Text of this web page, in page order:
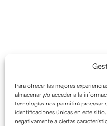
Para ofrecer las mejores
almacenar y/o acceder a la
tecnologías nos permitirá procesar
identificaciones únicas en este
negativamente a ciertas